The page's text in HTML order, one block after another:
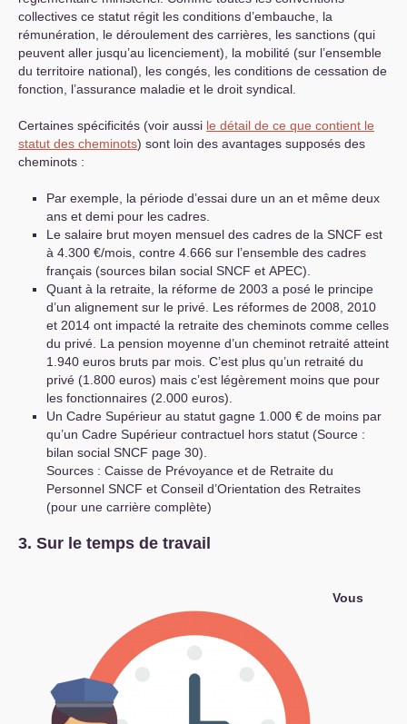
collectives ce statut régit les conditions d’embauche, la
rémunération, le déroulement des carrières, les sanctions (qui
peuvent aller jusqu’au licenciement), la mobilité (sur l’ensemble
du territoire national), les congés, les conditions de cessation de
fonction, l’assurance maladie et le droit syndical.
Certaines spécificités (voir aussi le détail de ce que contient le
statut des cheminots) sont loin des avantages supposés des
cheminots :
Par exemple, la période d’essai dure un an et même deux
ans et demi pour les cadres.
Le salaire brut moyen mensuel des cadres de la SNCF est
à 4.300 €/mois, contre 4.666 sur l’ensemble des cadres
français (sources bilan social SNCF et APEC).
Quant à la retraite, la réforme de 2003 a posé le principe
d’un alignement sur le privé. Les réformes de 2008, 2010
et 2014 ont impacté la retraite des cheminots comme celles
du privé. La pension moyenne d’un cheminot retraité atteint
1.940 euros bruts par mois. C’est plus qu’un retraité du
privé (1.800 euros) mais c’est légèrement moins que pour
les fonctionnaires (2.000 euros).
Un Cadre Supérieur au statut gagne 1.000 € de moins par
qu’un Cadre Supérieur contractuel hors statut (Source :
bilan social SNCF page 30).
Sources : Caisse de Prévoyance et de Retraite du
Personnel SNCF et Conseil d’Orientation des Retraites
(pour une carrière complète)
3. Sur le temps de travail
Vous